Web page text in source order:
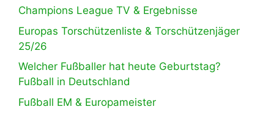
Champions League TV & Ergebnisse
Europas Torschützenliste & Torschützenjäger
25/26
Welcher Fußballer hat heute Geburtstag?
Fußball in Deutschland
Fußball EM & Europameister